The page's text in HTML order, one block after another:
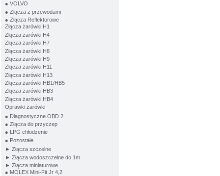
● VOLVO
● Złącza z przewodami
● Złącza Reflektorowe
Złącza żarówki H1
Złącza żarówki H4
Złącza żarówki H7
Złącza żarówki H8
Złącza żarówki H9
Złącza żarówki H11
Złącza żarówki H13
Złącza żarówki HB1/HB5
Złącza żarówki HB3
Złącza żarówki HB4
Oprawki żarówki
● Diagnostyczne OBD 2
● Złącza do przyczep
● LPG chłodzenie
● Pozostałe
► Złącza szczelne
► Złącza wodoszczelne do 1m
► Złącza miniaturowe
● MOLEX Mini-Fit Jr 4,2